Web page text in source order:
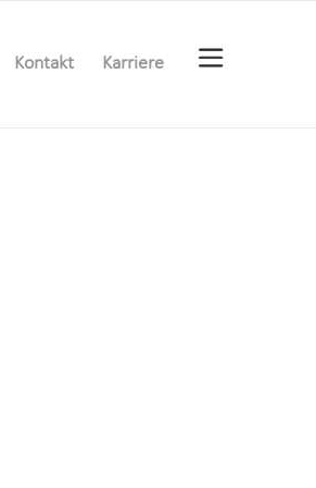
Kontakt Karriere